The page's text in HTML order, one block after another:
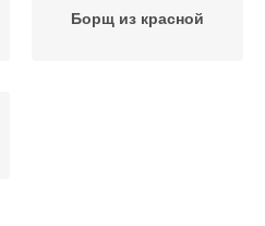
Борщ из красной